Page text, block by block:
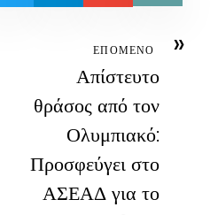
»
ΕΠΟΜΕΝΟ
Απίστευτο
θράσος από τον
Ολυμπιακό:
Προσφεύγει στο
ΑΣΕΑΔ για το